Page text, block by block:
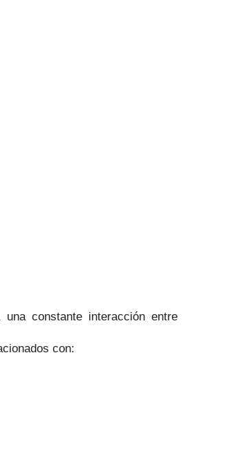
constante interacción entre
con: